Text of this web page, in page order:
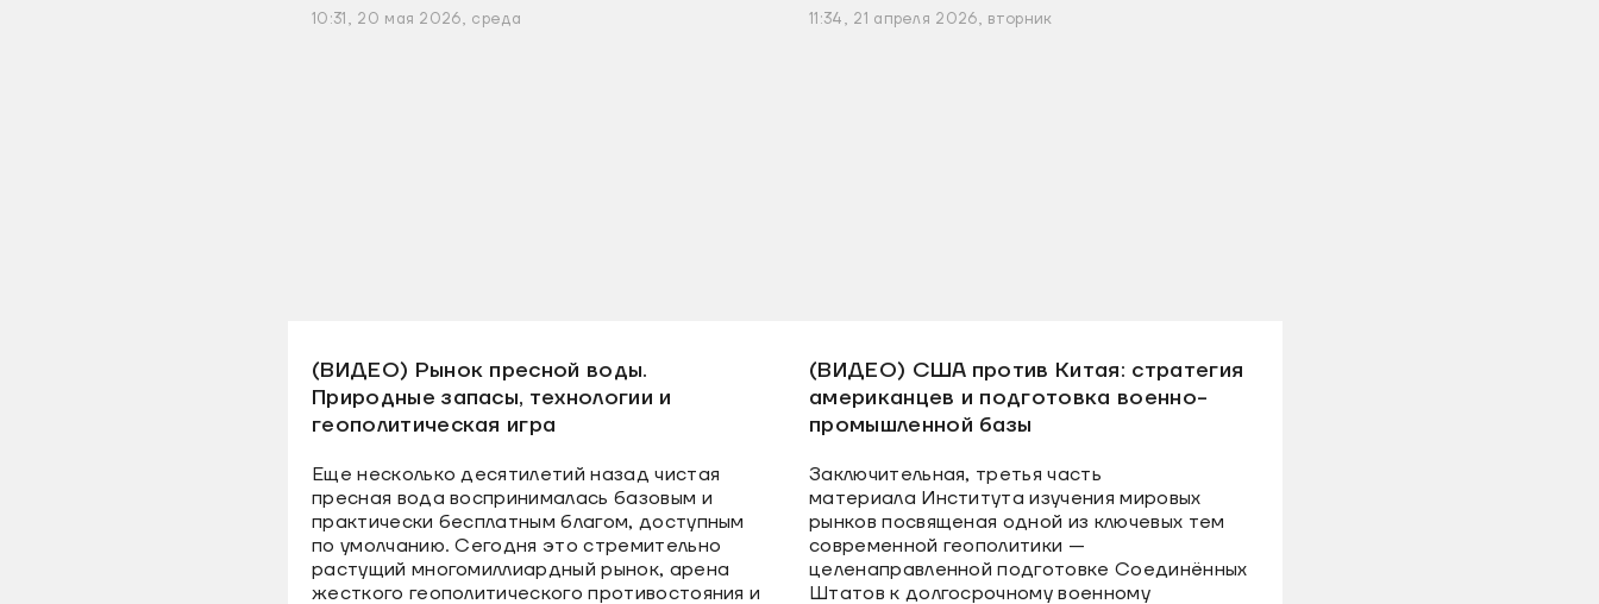
10:31, 20 мая 2026, среда
(ВИДЕО) Рынок пресной воды.
Природные запасы, технологии и
геополитическая игра
Еще несколько десятилетий назад чистая
пресная вода воспринималась базовым и
практически бесплатным благом, доступным
по умолчанию. Сегодня это стремительно
растущий многомиллиардный рынок, арена
жесткого геополитического противостояния и
11:34, 21 апреля 2026, вторник
(ВИДЕО) США против Китая: стратегия
американцев и подготовка военно-
промышленной базы
Заключительная, третья часть
материала Института изучения мировых
рынков посвященая одной из ключевых тем
современной геополитики —
целенаправленной подготовке Соединённых
Штатов к долгосрочному военному